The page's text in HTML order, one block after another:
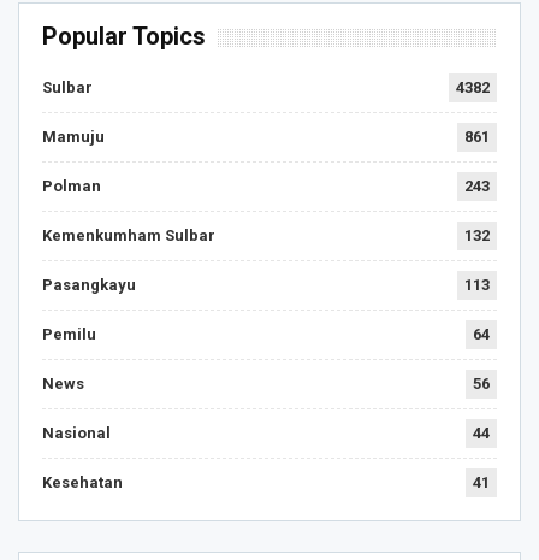
Popular Topics
Sulbar 4382
Mamuju 861
Polman 243
Kemenkumham Sulbar 132
Pasangkayu 113
Pemilu 64
News 56
Nasional 44
Kesehatan 41